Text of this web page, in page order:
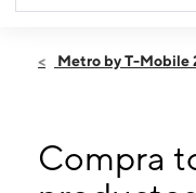
Sábado:10:00 a. m.
Miérc:
10:00 a. m.
Jueves: 10:00 a. m.
Viernes:10:00 a. m. a
Metro by T-Mobile
Compra